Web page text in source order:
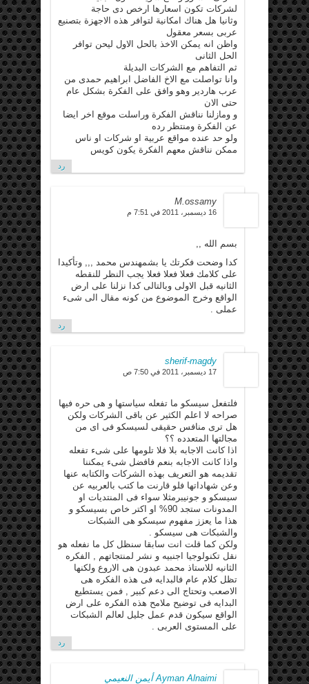
لشركات تكون اسعارها ارخص دى حاجة
وثانيا هل هناك امكانية لتوافر هذه الاجهزة بتصنيع
عربى بسعر معقول
واظن انه يمكن الاخذ بالحل الاول ليحن توافر
الحل الثانى
ثم التفاهم مع الشركات البديلة
وانا تواصلت مع الاخ الفاضل ابراهيم حمدى من
عرب هاردير وهو وافق على الفكرة بشكل عام
حتى الان
و ومازلنا نناقش الفكرة وراسلت موقع اخر ايضا
عن الفكرة ومنتظر رده
ولو حد عنده مواقع عربية او شركات او ناس
ممكن نناقش معهم الفكرة يكون كويس
رد
M.ossamy
16 ديسمبر، 2011 في 7:51 م
بسم الله ,,
كدا وضحت فكرتك يا بشمهندس محمد ,,, وتأكيدا
على كلامك فعلا فعلا فعلا يجب النظر للنقطه
الثانيه قبل الاولى وبالتالى كدا نزلنا على ارض
الواقع وخرج الموضوع من كونه مقال الى شىء
عملى .
رد
sherif-magdy
17 ديسمبر، 2011 في 7:50 ص
فلتفعل سيسكو ما تفعله سياستها و هى حره فيها
صراحه لا اعلم الكثير عن باقى الشركات ولكن
هل ترى منافس حقيقى لسيسكو فى اى من
مجالتها المتعدده ؟؟
اذا كانت الاجابه بلا فلا تلومها على شىء تفعله
واذا كانت الاجابه بنعم فافضل شىء يمكننا
تقديمه هو التعريف بهذه الشركات والكتابه عنها
وعن شهاداتها فلو قارنت ما كتب بالعربيه عن
سيسكو و جونيبرمثلا سواء فى المنتديات او
المدونات ستجد 90% او اكتر خاص بسيسكو و
هذا ما يعزز مفهوم سيسكو هى الشبكات
والشبكات هى سيسكو .
ولكن كما قلت انت سابقا سنظل كل ما نفعله هو
نقل تكنولوجيا اجنبيه و نشر لمنتجاتهم , الفكره
الثانيه للاستاذ محمد عبدون هى الاروع ولكنها
تظل كلام عام فالبدايه فى هذه الفكره هى
الاصعب وتحتاج الى دعم كبير , فمن يستطيع
البدايه فى توضيح ملامح هذه الفكره على ارض
الواقع سيكون قدم عمل جليل لعالم الشبكات
على المستوى العربى .
رد
Ayman Alnaimi أيمن النعيمي